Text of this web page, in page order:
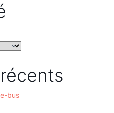
bus